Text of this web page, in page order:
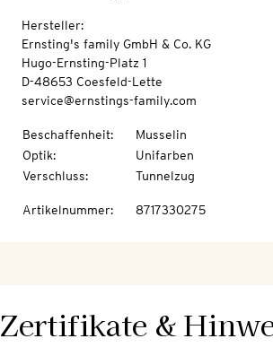
Hersteller:
Ernsting's family GmbH & Co. KG
Hugo-Ernsting-Platz 1
D-48653 Coesfeld-Lette
service@ernstings-family.com
Beschaffenheit:
Musselin
Optik:
Unifarben
Verschluss: Tunnelzug
Artikelnummer: 8717330275
Zertifikate &